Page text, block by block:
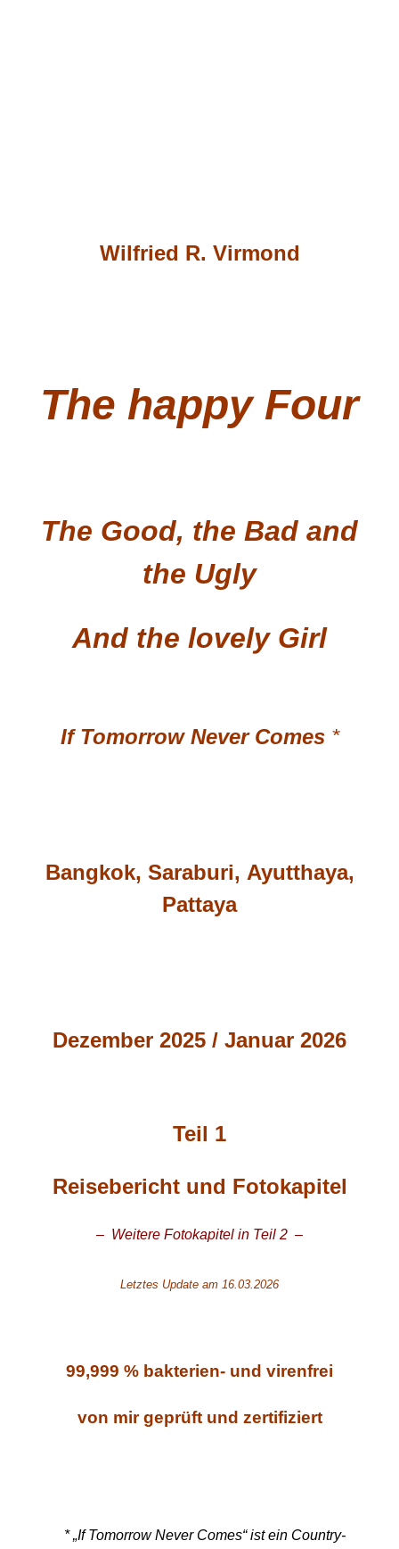
Wilfried R. Virmond
The happy Four
The Good, the Bad and
the Ugly
And the lovely Girl
If Tomorrow Never Comes*
Bangkok, Saraburi, Ayutthaya,
Pattaya
Dezember 2025 / Januar 2026
Teil 1
Reisebericht und Fotokapitel
– Weitere Fotokapitel in Teil 2 –
Letztes Update am 16.03.2026
99,999 % bakterien- und virenfrei
von mir geprüft und zertifiziert
* „If Tomorrow Never Comes“ ist ein Country-